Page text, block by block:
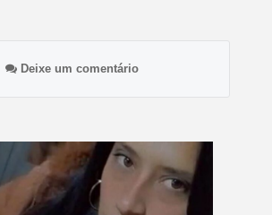
Deixe um comentário